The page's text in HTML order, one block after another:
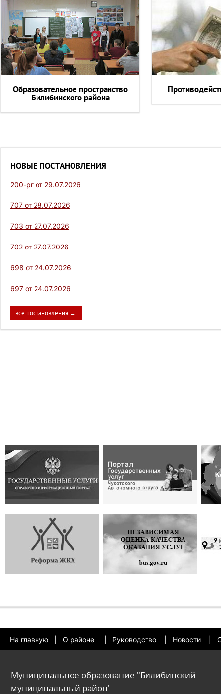
Образовательное пространство
Билибинского района
НОВЫЕ ПОСТАНОВЛЕНИЯ
200-рг от 29.07.2026
707 от 28.07.2026
703 от 27.07.2026
702 от 27.07.2026
698 от 24.07.2026
697 от 24.07.2026
все постановления →
На главную О районе Руководство Новости
Муниципальное образование "Билибинский
муниципальный район"